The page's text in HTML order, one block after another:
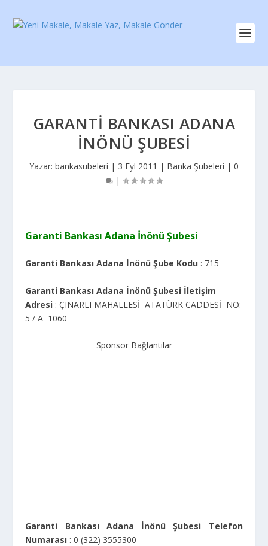
GARANTI BANKASI ADANA
İNÖNÜ ŞUBESI
Yazar: bankasubeleri | 3 Eyl 2011 | Banka Şubeleri | 0
|
Garanti Bankası Adana İnönü Şubesi
Garanti Bankası Adana İnönü Şube Kodu : 715
Garanti Bankası Adana İnönü Şubesi İletişim
Adresi : ÇINARLI MAHALLESİ ATATÜRK CADDESİ NO:
5 / A 1060
Sponsor Bağlantılar
Garanti Bankası Adana İnönü Şubesi Telefon
Numarası : 0 (322) 3555300